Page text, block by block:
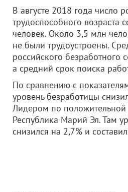
В августе 2018 года число
трудоспособного возраста
человек. Около 3,5 млн
не были трудоустроены.
российского безработного
а средний срок поиска
По сравнению с
уровень безработицы
Лидером по положительной
Республика Марий Эл. Там
снизился на 2,7% и